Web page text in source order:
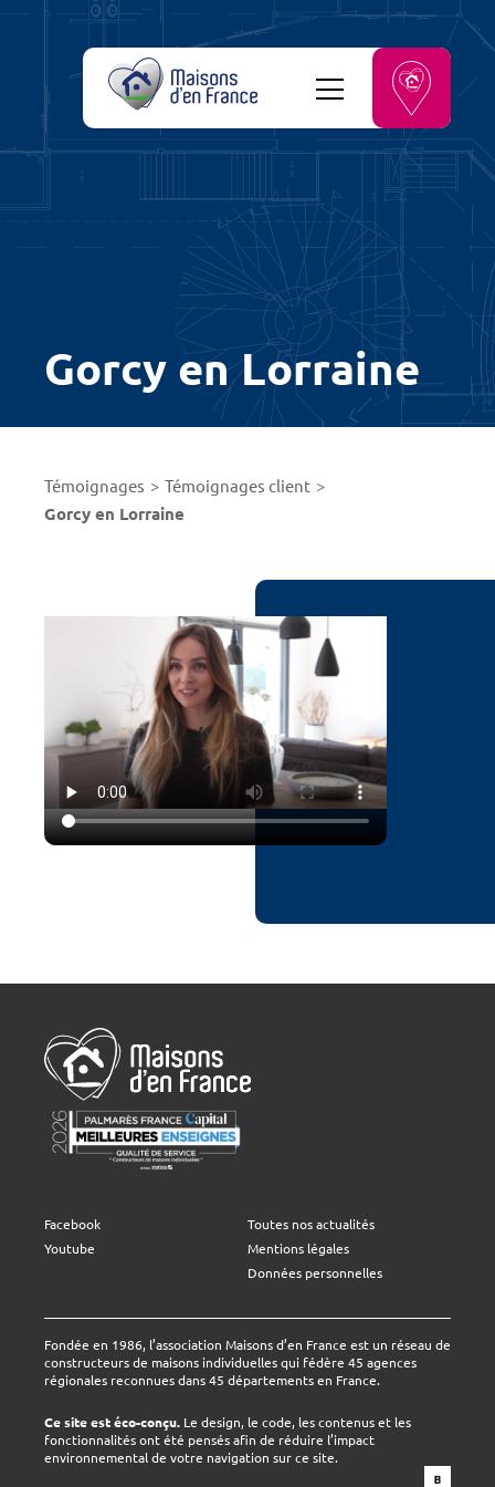
Gorcy en Lorraine
Témoignages Témoignages client
Gorcy en Lorraine
Facebook
Youtube
Toutes nos actualités
Mentions légales
Données personnelles
Fondée en 1986, l’association Maisons d’en France est un réseau de
constructeurs de maisons individuelles qui fédère 45 agences
régionales reconnues dans 45 départements en France.
Ce site est éco-conçu. Le design, le code, les contenus et les
fonctionnalités ont été pensés afin de réduire l’impact
environnemental de votre navigation sur ce site.